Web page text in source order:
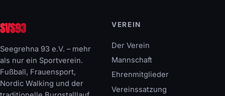
SVS93
Seegrehna 93 e.V. – mehr
als nur ein Sportverein.
Fußball, Frauensport,
Nordic Walking und der
VEREIN
Der Verein
Mannschaft
Ehrenmitglieder
Vereinssatzung